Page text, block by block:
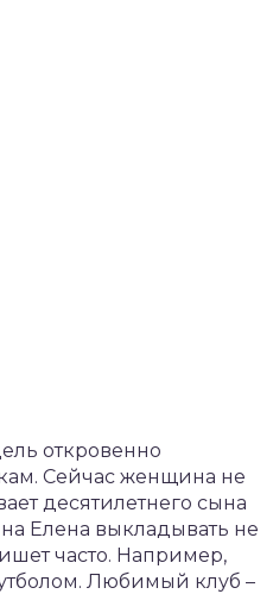
откровенно
Сейчас женщина не
десятилетнего сына
Елена выкладывать не
часто. Например,
Любимый клуб –